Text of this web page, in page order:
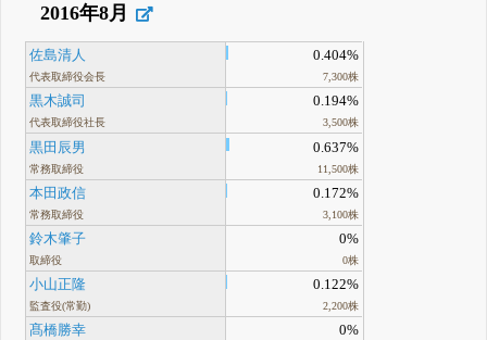
2016年8月
佐島清人
代表取締役会長
0.404%
7,300株
黒木誠司
代表取締役社長
0.194%
3,500株
黒田辰男
常務取締役
0.637%
11,500株
本田政信
常務取締役
0.172%
3,100株
鈴木肇子
取締役
0%
0株
小山正隆
監査役(常勤)
0.122%
2,200株
髙橋勝幸 0%